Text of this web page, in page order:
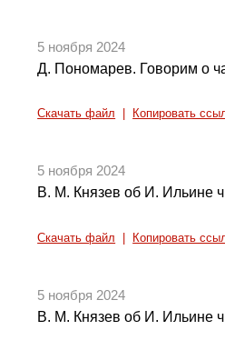
5 ноября 2024
Д. Пономарев. Говорим о
Скачать файл Копировать
5 ноября 2024
В. М. Князев об И. Ильине
Скачать файл Копировать
5 ноября 2024
В. М. Князев об И. Ильине